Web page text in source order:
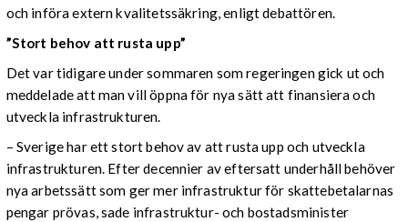
och införa extern kvalitetssäkring, enligt debattören.
”Stort behov att rusta upp”
Det var tidigare under sommaren som regeringen gick ut och
meddelade att man vill öppna för nya sätt att finansiera och
utveckla infrastrukturen.
– Sverige har ett stort behov av att rusta upp och utveckla
infrastrukturen. Efter decennier av eftersatt underhåll behöver
nya arbetssätt som ger mer infrastruktur för skattebetalarnas
pengar prövas, sade infrastruktur- och bostadsminister